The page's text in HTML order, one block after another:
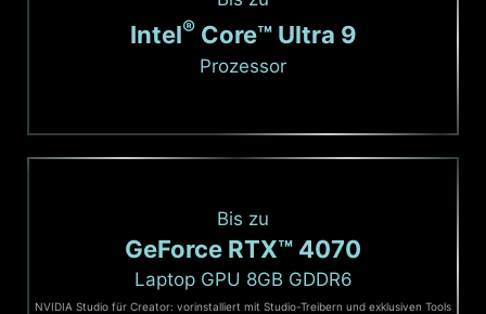
Intel®Core™ Ultra 9
Prozessor
Bis zu
GeForce RTX™ 4070
Laptop GPU 8GB GDDR6
NVIDIA Studio für Creator: vorinstalliert mit Studio-Treibern und exklusiven Tools